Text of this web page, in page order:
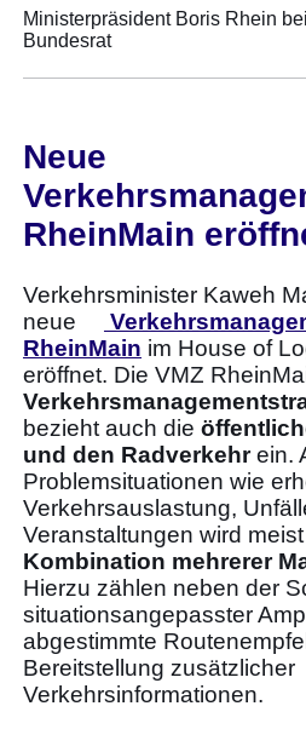
Ministerpräsident Boris Rhein
Bundesrat
Neue
RheinMain
Verkehrsminister Kaweh
neue
RheinMain im House of
eröffnet. Die VMZ
bezieht auch die
und den Radverkehrein.
Problemsituationen wie
Verkehrsauslastung,
Veranstaltungen wird
Kombination mehrerer
Hierzu zählen neben der
situationsangepasster
abgestimmte
Bereitstellung zusätzlicher
Verkehrsinformationen.